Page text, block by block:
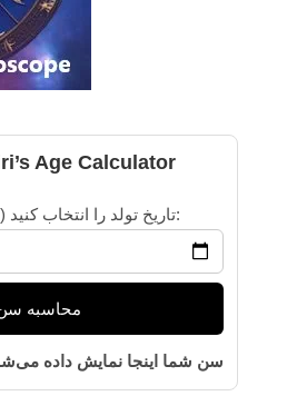
Age Calculator
تاریخ تولد را انتخاب کنید (نمایش: روز/ماه/سال):
محاسبه
سن شما اینجا نمایش داده